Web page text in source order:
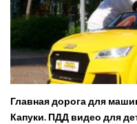
Главная дорога для
Капуки. ПДД видео для